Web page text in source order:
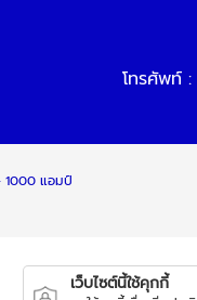
โทรศัพท์ :
1000 แอมป์
เว็บไซต์นี้ใช้คุกกี้